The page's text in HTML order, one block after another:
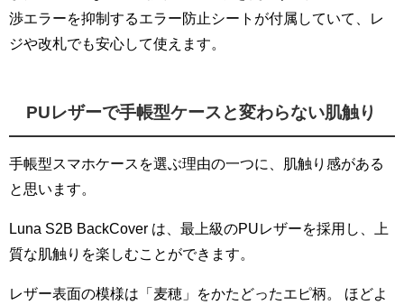
渉エラーを抑制するエラー防止シートが付属していて、レ
ジや改札でも安心して使えます。
PUレザーで手帳型ケースと変わらない肌触り
手帳型スマホケースを選ぶ理由の一つに、肌触り感がある
と思います。
Luna S2B BackCover は、最上級のPUレザーを採用し、上
質な肌触りを楽しむことができます。
レザー表面の模様は「麦穂」をかたどったエピ柄。 ほどよ